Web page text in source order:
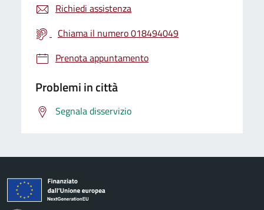
Richiedi assistenza
Chiama il numero 018494049
Prenota appuntamento
Problemi in città
Segnala disservizio